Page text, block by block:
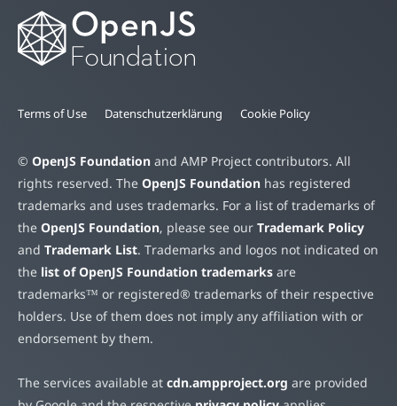
Terms of Use Datenschutzerklärung Cookie Policy
© OpenJS Foundation and AMP Project contributors. All
rights reserved. The OpenJS Foundation has registered
trademarks and uses trademarks. For a list of trademarks of
the OpenJS Foundation, please see our Trademark Policy
and Trademark List. Trademarks and logos not indicated on
the list of OpenJS Foundation trademarks are
trademarks™ or registered® trademarks of their respective
holders. Use of them does not imply any affiliation with or
endorsement by them.
The services available at cdn.ampproject.org are provided